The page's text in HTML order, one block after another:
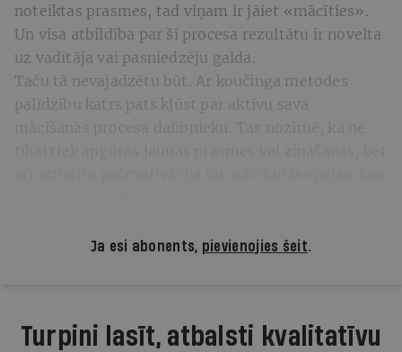
noteiktas prasmes, tad viņam ir jāiet «mācīties».
Un visa atbildība par šī procesa rezultātu ir novelta
uz vadītāja vai pasniedzēju galda.
Taču tā nevajadzētu būt. Ar koučinga metodes
palīdzību katrs pats kļūst par aktīvu sava
Ja esi abonents, pievienojies šeit.
Turpini lasīt, atbalsti kvalitatīvu